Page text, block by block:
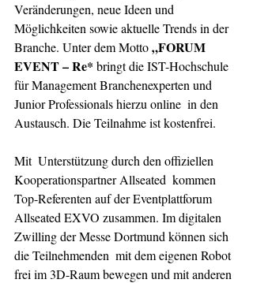
Veränderungen, neue Ideen und
Möglichkeiten sowie aktuelle Trends in der
Branche. Unter dem Motto „FORUM
EVENT – Re* bringt die IST-Hochschule
für Management Branchenexperten und
Junior Professionals hierzu online  in den
Austausch. Die Teilnahme ist kostenfrei.
Mit  Unterstützung durch den offiziellen
Kooperationspartner Allseated  kommen
Top-Referenten auf der Eventplattforum
Allseated EXVO zusammen. Im digitalen
Zwilling der Messe Dortmund können sich
die Teilnehmenden  mit dem eigenen Robot
frei im 3D-Raum bewegen und mit anderen